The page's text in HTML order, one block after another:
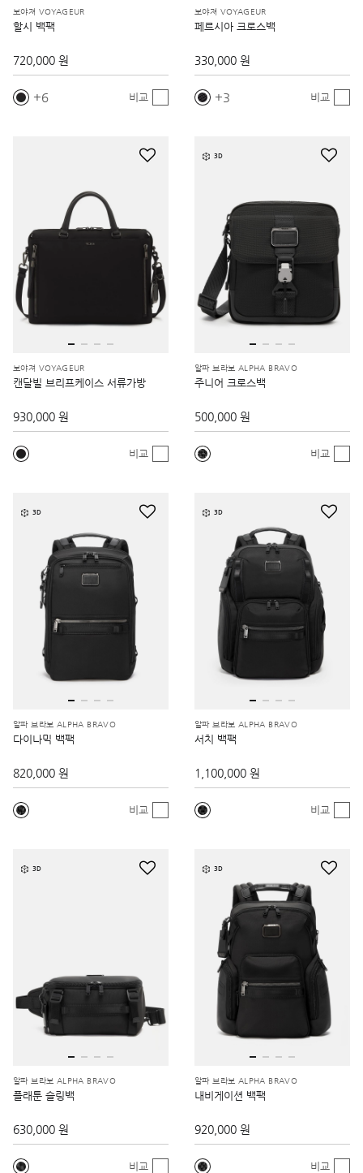
보야져 VOYAGEUR
할시 백팩
720,000 원
6 비교
보야져 VOYAGEUR
페르시아 크로스백
330,000 원
3 비교
보야져 VOYAGEUR
캔달빌 브리프케이스 서류가방
930,000 원
비교
3D
알파 브라보 ALPHA BRAVO
주니어 크로스백
500,000 원
비교
3D
알파 브라보 ALPHA BRAVO
다이나믹 백팩
820,000 원
비교
3D
알파 브라보 ALPHA BRAVO
서치 백팩
1,100,000 원
비교
3D
알파 브라보 ALPHA BRAVO
플래툰 슬링백
630,000 원
비교
3D
알파 브라보 ALPHA BRAVO
내비게이션 백팩
920,000 원
비교